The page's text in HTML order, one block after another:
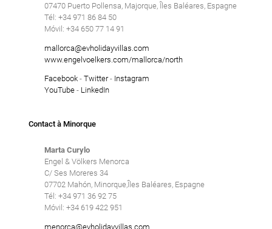
07470 Puerto Pollensa, Majorque, Îles Baléares, Espagne
Tél: +34 971 86 84 50
Móvil: +34 650 77 14 91
mallorca@evholidayvillas.com
www.engelvoelkers.com/mallorca/north
Facebook- Twitter- Instagram
YouTube- LinkedIn
Contact à Minorque
Marta Curylo
Engel & Völkers Menorca
C/ Ses Moreres 34
07702 Mahón, Minorque,Îles Baléares, Espagne
Tél: +34 971 36 92 75
Móvil: +34 619 422 951
menorca@evholidayvillas.com